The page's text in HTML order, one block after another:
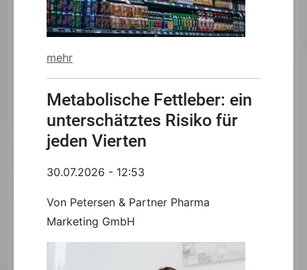
mehr
Metabolische Fettleber: ein
unterschätztes Risiko für
jeden Vierten
30.07.2026 - 12:53
Von Petersen & Partner Pharma
Marketing GmbH